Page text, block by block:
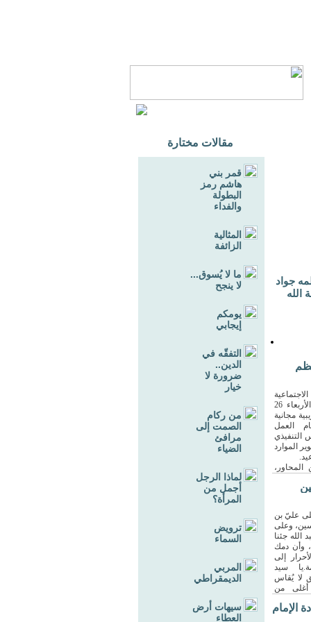
مقالات مختارة
قمر بني
هاشم رمز
البطولة
والفداء
المثالية
الزائفة
ما لا يُسوق...
لا ينجح
يومكم
إيجابي
التفقّه في
الدين..
ضرورة لا
خيار
من ركام
الصمت إلى
مرافئ
الضياء
لماذا الرجل
أجمل من
المرأة؟
ترويض
السماء
المربي
الديمقراطي
سيهات أرض
العطاء
جواد
الله
بمحافظة القطيف، يوم الأربعاء 26
تدريبية مجانية
العمل
التنفيذي
الموارد
المحاور،
عليّ بن
وعلى
الله جئنا
وأن دمك
إلى
سيد
لا يُقاس
أغلى من
شفاعته،
الإمام